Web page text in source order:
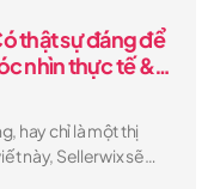
thật sự đáng để
nhìn thực tế &
hay chỉ là một thị
này, Sellerwix sẽ